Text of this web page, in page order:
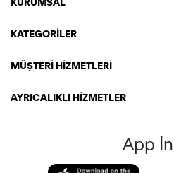
KATEGORİLER
MÜŞTERİ HİZMETLERİ
AYRICALIKLI HİZMETLER
App